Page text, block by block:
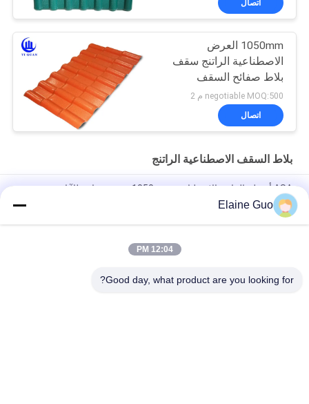
اتصال
1050mm العرض
الاصطناعية الراتنج سقف
بلاط صفائح السقف
الاسبانية للبيع
negotiable MOQ:500 م 2
اتصال
بلاط السقف الاصطناعية الراتنج
ASA أسطح الراتنج الاصطناعي 1050mm عرض مقاوم للآثار
للحريق
ASA سقف الراتنج الاصطناعي 1050mm العرض الطول المخصص
Elaine Guo
12:04 PM
Good day, what product are you looking for?